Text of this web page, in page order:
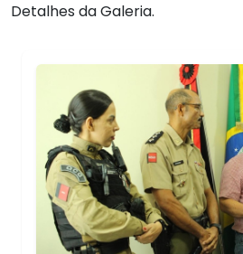
Detalhes da Galeria.